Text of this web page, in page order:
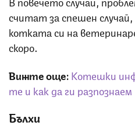
считат за спешен
котката си на
скоро.
Вижте още:Котешки
те и как да ги разпознаем
Бълхи